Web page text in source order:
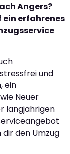
Angers?
ein erfahrenes
und
ein
Neuer
langjährigen
den Umzug